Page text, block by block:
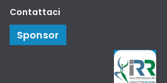
Contattaci
Sponsor